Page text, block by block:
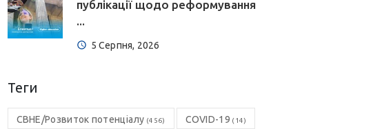
публікації щодо реформування
...
5 Серпня, 2026
Теги
CBHE/Розвиток потенціалу (456) COVID-19 (14)